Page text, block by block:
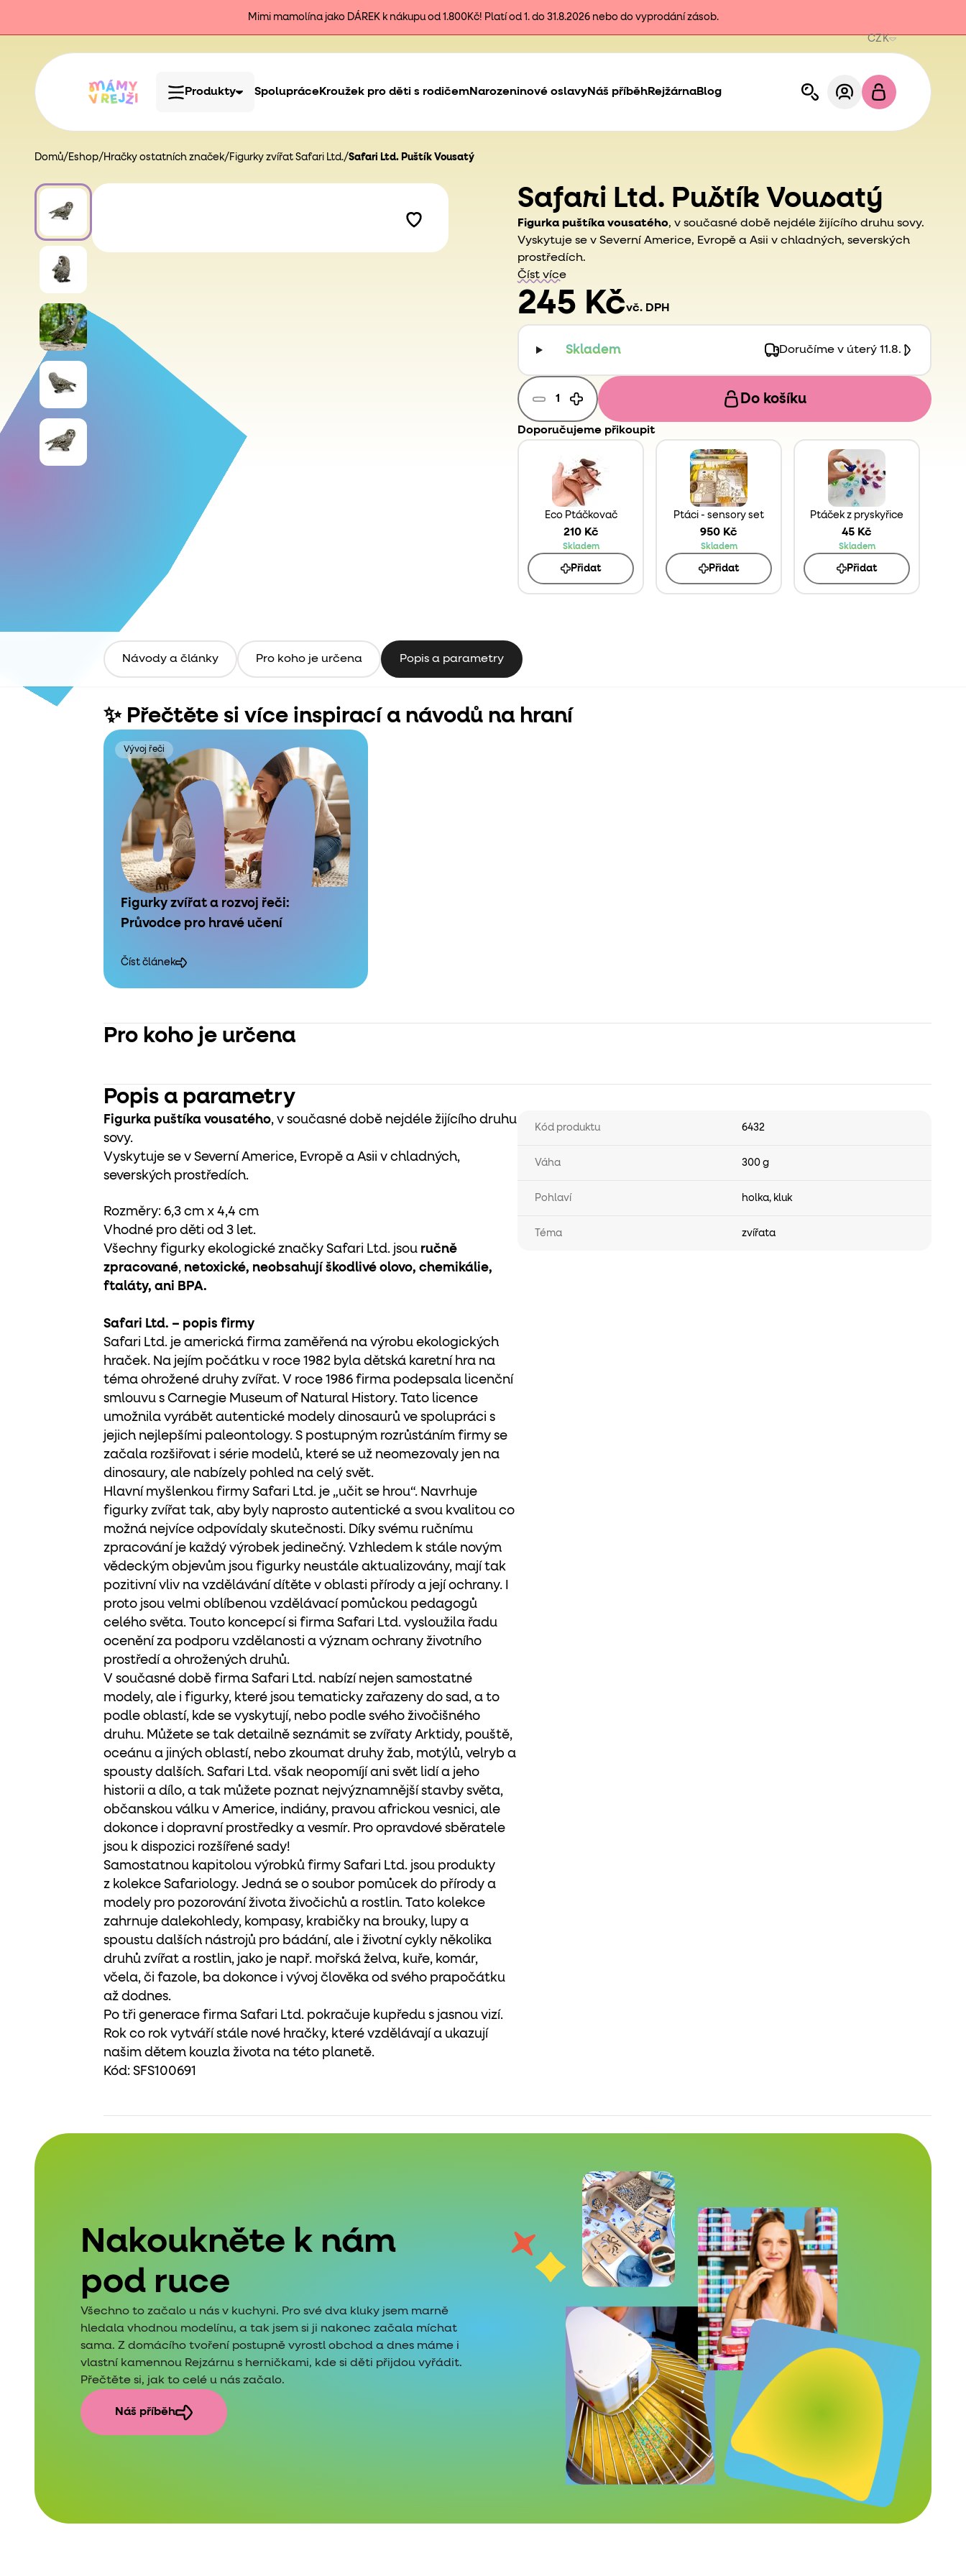
Mimi mamolína jako DÁREK k nákupu od 1.800Kč! Platí od 1. do 31.8.2026 nebo do vyprodání zásob.
CZK
Produkty SpolupráceKroužek pro děti s rodičemNarozeninové oslavyNáš příběhRejžárnaBlog
Domů/ Eshop/ Hračky ostatních značek/ Figurky zvířat Safari Ltd./Safari Ltd. Puštík Vousatý
Safari Ltd. Puštík Vousatý
Figurka puštíka vousatého, v současné době nejdéle žijícího druhu sovy.
Vyskytuje se v Severní Americe, Evropě a Asii v chladných, severských
prostředích.
Číst více
245 Kčvč. DPH
Skladem Doručíme v úterý 11.8.
Do košíku
Doporučujeme přikoupit
Eco Ptáčkovač
210 Kč
Skladem
Přidat
Ptáci - sensory set
950 Kč
Skladem
Přidat
Ptáček z pryskyřice
45 Kč
Skladem
Přidat
Návody a články Pro koho je určena Popis a parametry
✨ Přečtěte si více inspirací a návodů na hraní
Vývoj řeči
Figurky zvířat a rozvoj řeči:
Průvodce pro hravé učení
Číst článek
Pro koho je určena
Popis a parametry
Figurka puštíka vousatého, v současné době nejdéle žijícího druhu
sovy.
Vyskytuje se v Severní Americe, Evropě a Asii v chladných,
severských prostředích.
Rozměry: 6,3 cm x 4,4 cm
Vhodné pro děti od 3 let.
Všechny figurky ekologické značky Safari Ltd. jsou ručně
zpracované, netoxické, neobsahují škodlivé olovo, chemikálie,
ftaláty, ani BPA.
Safari Ltd. – popis firmy
Safari Ltd. je americká firma zaměřená na výrobu ekologických
hraček. Na jejím počátku v roce 1982 byla dětská karetní hra na
téma ohrožené druhy zvířat. V roce 1986 firma podepsala licenční
smlouvu s Carnegie Museum of Natural History. Tato licence
umožnila vyrábět autentické modely dinosaurů ve spolupráci s
jejich nejlepšími paleontology. S postupným rozrůstáním firmy se
začala rozšiřovat i série modelů, které se už neomezovaly jen na
dinosaury, ale nabízely pohled na celý svět.
Hlavní myšlenkou firmy Safari Ltd. je „učit se hrou“. Navrhuje
figurky zvířat tak, aby byly naprosto autentické a svou kvalitou co
možná nejvíce odpovídaly skutečnosti. Díky svému ručnímu
zpracování je každý výrobek jedinečný. Vzhledem k stále novým
vědeckým objevům jsou figurky neustále aktualizovány, mají tak
pozitivní vliv na vzdělávání dítěte v oblasti přírody a její ochrany. I
proto jsou velmi oblíbenou vzdělávací pomůckou pedagogů
celého světa. Touto koncepcí si firma Safari Ltd. vysloužila řadu
ocenění za podporu vzdělanosti a význam ochrany životního
prostředí a ohrožených druhů.
V současné době firma Safari Ltd. nabízí nejen samostatné
modely, ale i figurky, které jsou tematicky zařazeny do sad, a to
podle oblastí, kde se vyskytují, nebo podle svého živočišného
druhu. Můžete se tak detailně seznámit se zvířaty Arktidy, pouště,
oceánu a jiných oblastí, nebo zkoumat druhy žab, motýlů, velryb a
spousty dalších. Safari Ltd. však neopomíjí ani svět lidí a jeho
historii a dílo, a tak můžete poznat nejvýznamnější stavby světa,
občanskou válku v Americe, indiány, pravou africkou vesnici, ale
dokonce i dopravní prostředky a vesmír. Pro opravdové sběratele
jsou k dispozici rozšířené sady!
Samostatnou kapitolou výrobků firmy Safari Ltd. jsou produkty
z kolekce Safariology. Jedná se o soubor pomůcek do přírody a
modely pro pozorování života živočichů a rostlin. Tato kolekce
zahrnuje dalekohledy, kompasy, krabičky na brouky, lupy a
spoustu dalších nástrojů pro bádání, ale i životní cykly několika
druhů zvířat a rostlin, jako je např. mořská želva, kuře, komár,
včela, či fazole, ba dokonce i vývoj člověka od svého prapočátku
až dodnes.
Po tři generace firma Safari Ltd. pokračuje kupředu s jasnou vizí.
Rok co rok vytváří stále nové hračky, které vzdělávají a ukazují
našim dětem kouzla života na této planetě.
Kód: SFS100691
Kód produktu 6432
Váha 300 g
Pohlaví holka, kluk
Téma zvířata
Nakoukněte k nám
pod ruce
Všechno to začalo u nás v kuchyni. Pro své dva kluky jsem marně
hledala vhodnou modelínu, a tak jsem si ji nakonec začala míchat
sama. Z domácího tvoření postupně vyrostl obchod a dnes máme i
vlastní kamennou Rejzárnu s herničkami, kde si děti přijdou vyřádit.
Přečtěte si, jak to celé u nás začalo.
Náš příběh